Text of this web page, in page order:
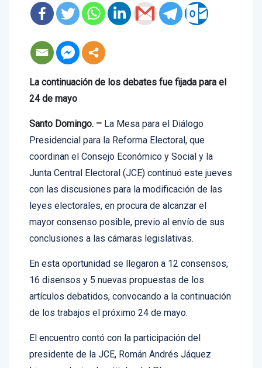
24 de mayo
Presidencial para la Reforma Electoral, que
coordinan el Consejo Económico y Social y la
Junta Central Electoral (JCE) continuó este jueves
con las discusiones para la modificación de las
leyes electorales, en procura de alcanzar el
mayor consenso posible, previo al envío de sus
conclusiones a las cámaras legislativas.
16 disensos y 5 nuevas propuestas de los
artículos debatidos, convocando a la continuación
de los trabajos el próximo 24 de mayo.
presidente de la JCE, Román Andrés Jáquez
Liranzo, el miembro titular del Pleno y co-